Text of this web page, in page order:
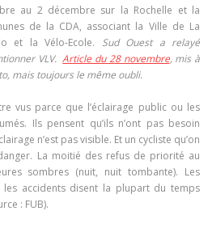
au 2 décembre sur la Rochelle et la
de la CDA, associant la Ville de La
et la Vélo-Ecole. Sud Ouest a relayé
VLV.Article du 28 novembre, mis à
mais toujours le même oubli.
vus parce que l’éclairage public ou les
Ils pensent qu’ils n’ont pas besoin
n’est pas visible. Et un cycliste qu’on
La moitié des refus de priorité au
sombres (nuit, nuit tombante). Les
accidents disent la plupart du temps
: FUB).